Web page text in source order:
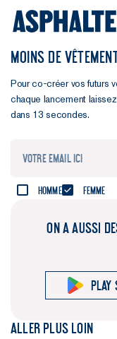
MOINS DE
Pour co-créer vos futurs
chaque lancement
dans 13 secondes.
Homme Femme
ON A AUSSI
Play
Aller plus loin